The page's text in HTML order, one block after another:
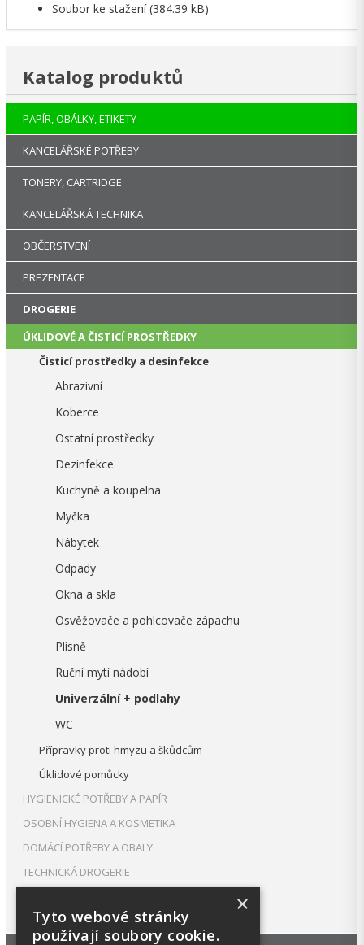
Soubor ke stažení(384.39 kB)
Katalog produktů
PAPÍR, OBÁLKY, ETIKETY
KANCELÁŘSKÉ POTŘEBY
TONERY, CARTRIDGE
KANCELÁŘSKÁ TECHNIKA
OBČERSTVENÍ
PREZENTACE
DROGERIE
ÚKLIDOVÉ A ČISTICÍ PROSTŘEDKY
Čisticí prostředky a desinfekce
Abrazivní
Koberce
Ostatní prostředky
Dezinfekce
Kuchyně a koupelna
Myčka
Nábytek
Odpady
Okna a skla
Osvěžovače a pohlcovače zápachu
Plísně
Ruční mytí nádobí
Univerzální + podlahy
WC
Přípravky proti hmyzu a škůdcům
Úklidové pomůcky
HYGIENICKÉ POTŘEBY A PAPÍR
OSOBNÍ HYGIENA A KOSMETIKA
DOMÁCÍ POTŘEBY A OBALY
TECHNICKÁ DROGERIE
PRANÍ, PÉČE O TEXTIL A OBUV
×
Tyto webové stránky
používají soubory cookie.